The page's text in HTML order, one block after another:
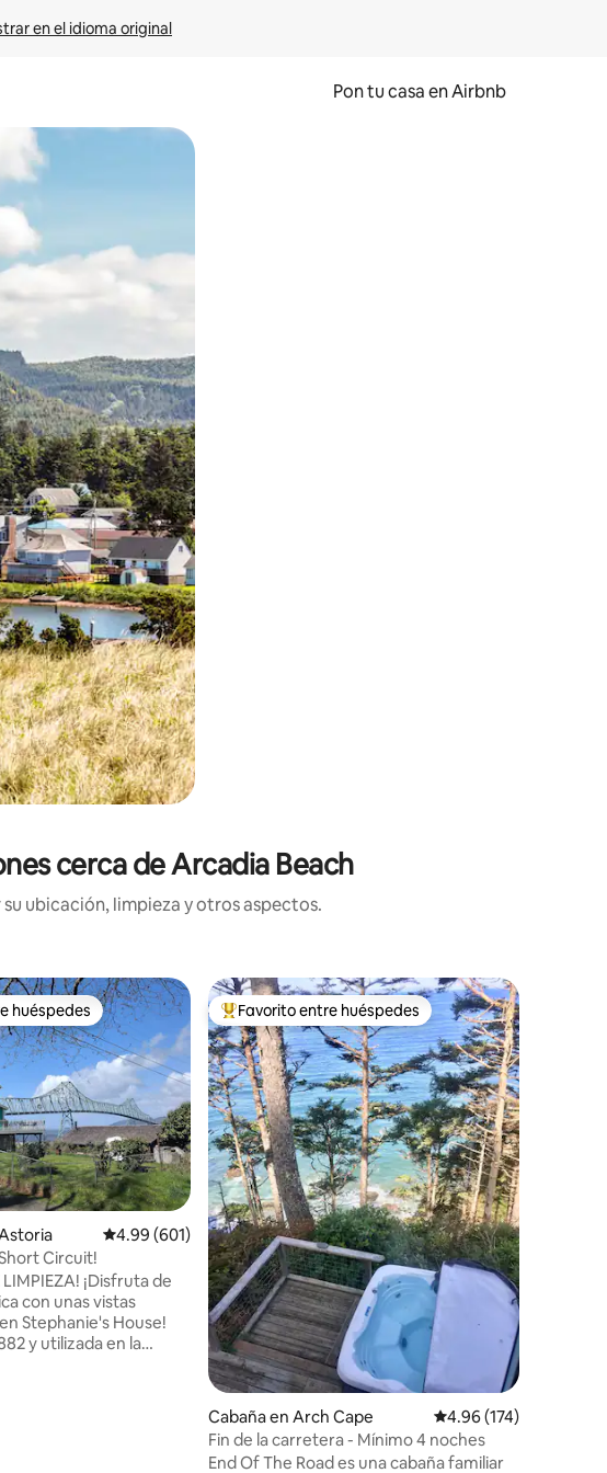
en el idioma original
Pon tu casa en Airbnb
con el tacto o desliza el dedo.
cerca de Arcadia Beach
ubicación, limpieza y otros aspectos.
275 reseñas
preferido
huéspedes
Calificación promedio: 4.99 de 5, 601 reseñas
4.99 (601)
Circuit!
LIMPIEZA! ¡Disfruta de
con unas vistas
Stephanie's House!
y utilizada en la
Favorito entre huéspedes preferido
Favorito entre huéspedes
Cabaña en Arch Cape Calificación promedio:
4.96 (174)
Fin de la carretera - Mínimo 4 noches
End Of The Road es una cabaña familiar